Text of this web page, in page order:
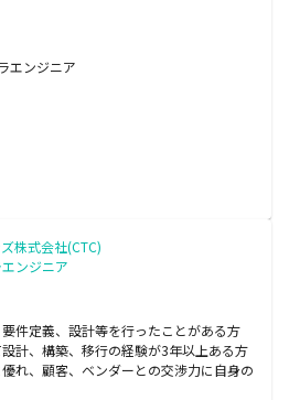
エンジニア
株式会社(CTC)
ンジニア
件定義、設計等を行ったことがある方
計、構築、移行の経験が3年以上ある方
れ、顧客、ベンダーとの交渉力に自身の